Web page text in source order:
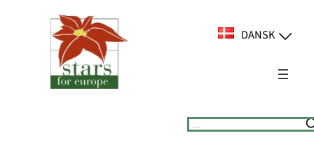
DANSK
Suchen